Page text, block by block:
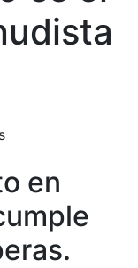
en